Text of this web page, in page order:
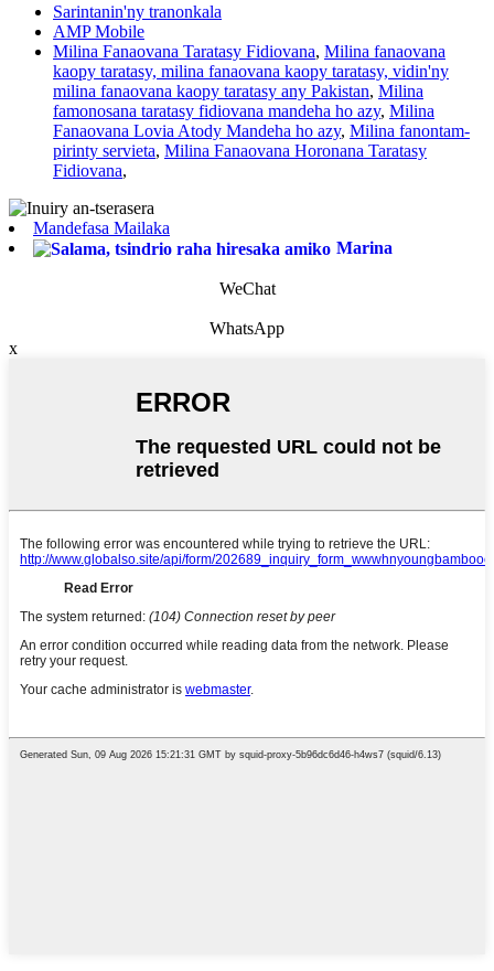
Sarintanin'ny tranonkala
AMP Mobile
Milina Fanaovana Taratasy Fidiovana, Milina fanaovana
kaopy taratasy, milina fanaovana kaopy taratasy, vidin'ny
milina fanaovana kaopy taratasy any Pakistan, Milina
famonosana taratasy fidiovana mandeha ho azy, Milina
Fanaovana Lovia Atody Mandeha ho azy, Milina fanontam-
pirinty servieta, Milina Fanaovana Horonana Taratasy
Fidiovana,
Mandefasa Mailaka
Marina
WeChat
WhatsApp
x